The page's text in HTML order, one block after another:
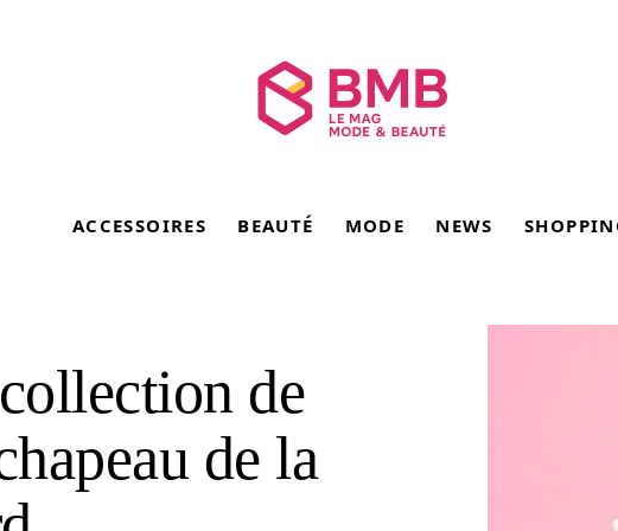
ACCESSOIRES BEAUTÉ MODE NEWS
de
de la